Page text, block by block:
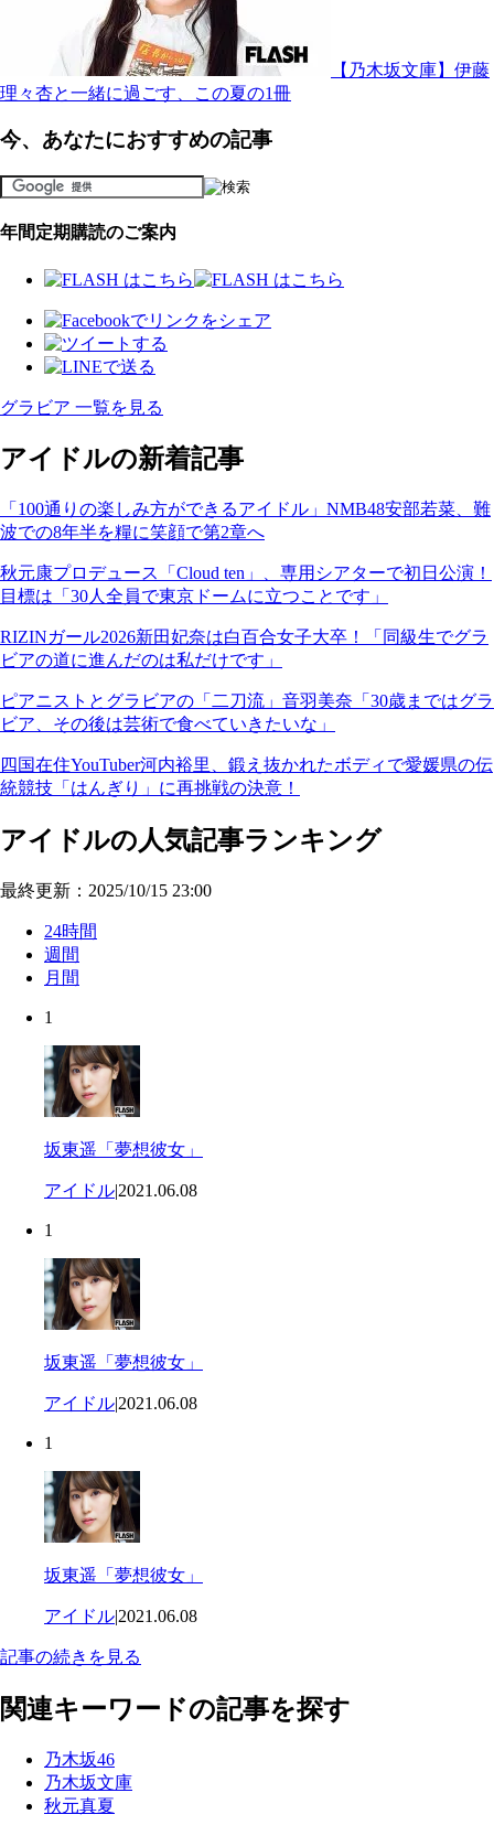
【乃木坂文庫】伊藤
理々杏と一緒に過ごす、この夏の1冊
今、あなたにおすすめの記事
年間定期購読のご案内
グラビア 一覧を見る
アイドルの新着記事
「100通りの楽しみ方ができるアイドル」NMB48安部若菜、難
波での8年半を糧に笑顔で第2章へ
秋元康プロデュース「Cloud ten」、専用シアターで初日公演！
目標は「30人全員で東京ドームに立つことです」
RIZINガール2026新田妃奈は白百合女子大卒！「同級生でグラ
ビアの道に進んだのは私だけです」
ピアニストとグラビアの「二刀流」音羽美奈「30歳まではグラ
ビア、その後は芸術で食べていきたいな」
四国在住YouTuber河内裕里、鍛え抜かれたボディで愛媛県の伝
統競技「はんぎり」に再挑戦の決意！
アイドルの人気記事ランキング
最終更新：2025/10/15 23:00
24時間
週間
月間
1
坂東遥「夢想彼女」
アイドル|2021.06.08
1
坂東遥「夢想彼女」
アイドル|2021.06.08
1
坂東遥「夢想彼女」
アイドル|2021.06.08
記事の続きを見る
関連キーワードの記事を探す
乃木坂46
乃木坂文庫
秋元真夏